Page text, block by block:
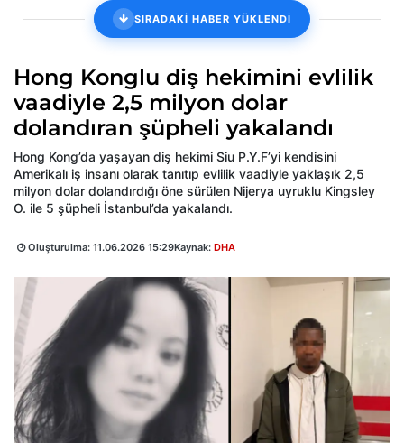
SIRADAKİ HABER YÜKLENDİ
Hong Konglu diş hekimini evlilik
vaadiyle 2,5 milyon dolar
dolandıran şüpheli yakalandı
Hong Kong’da yaşayan diş hekimi Siu P.Y.F’yi kendisini
Amerikalı iş insanı olarak tanıtıp evlilik vaadiyle yaklaşık 2,5
milyon dolar dolandırdığı öne sürülen Nijerya uyruklu Kingsley
O. ile 5 şüpheli İstanbul’da yakalandı.
Oluşturulma: 11.06.2026 15:29Kaynak: DHA